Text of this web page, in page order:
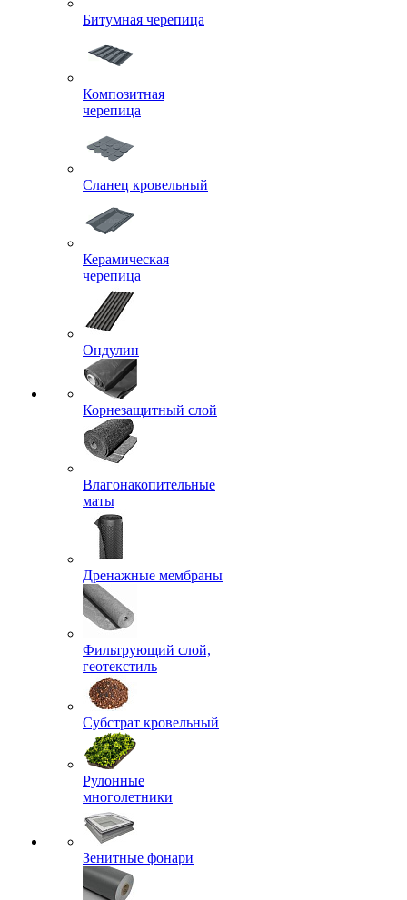
Битумная черепица
Композитная
черепица
Сланец кровельный
Керамическая
черепица
Ондулин
Корнезащитный слой
Влагонакопительные
маты
Дренажные мембраны
Фильтрующий слой,
геотекстиль
Субстрат кровельный
Рулонные
многолетники
Зенитные фонари